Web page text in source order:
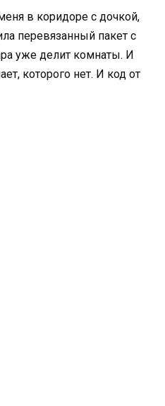
в коридоре с дочкой,
перевязанный пакет с
уже делит комнаты. И
которого нет. И код от